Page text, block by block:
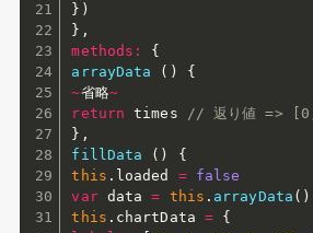
} )
} ,
methods :
{
arrayData
( )
{
~省略~
return times // 返り値 =>
} ,
fillData
( )
{
this . loaded =
false
var data = this . arrayData ( )
this . chartData = {